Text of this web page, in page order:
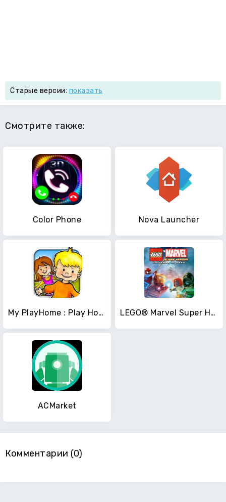
Старые версии: показать
Смотрите также:
Color Phone Nova Launcher
My PlayHome : Play Home Doll House LEGO® Marvel Super Heroes
ACMarket
Комментарии (0)